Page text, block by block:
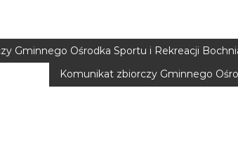
Gminnego Ośrodka Sportu i Rekreacji
Komunikat zbiorczy Gminnego